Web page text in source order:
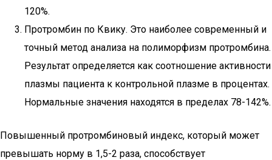
120%.
Протромбин по Квику. Это наиболее современный и
точный метод анализа на полиморфизм протромбина.
Результат определяется как соотношение активности
плазмы пациента к контрольной плазме в процентах.
Нормальные значения находятся в пределах 78-142%.
Повышенный протромбиновый индекс, который может
превышать норму в 1,5-2 раза, способствует